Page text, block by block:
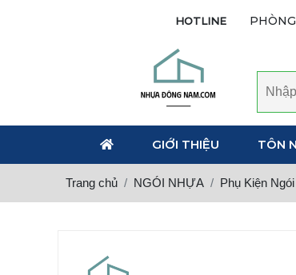
HOTLINE
GIỚI THIỆU TÔN
Trang chủ NGÓI NHỰA Phụ Kiện